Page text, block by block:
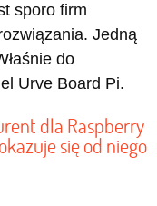
sporo firm
Jedną
do
Urve Board Pi.
dla Raspberry
się od niego